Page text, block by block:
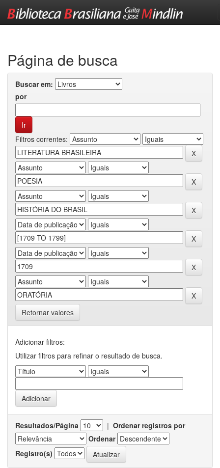
Página de busca
Buscar em:
por
Filtros correntes:
Retornar valores
Adicionar filtros:
Utilizar filtros para refinar o resultado de busca.
Resultados/Página | Ordenar registros por
Ordenar
Registro(s)